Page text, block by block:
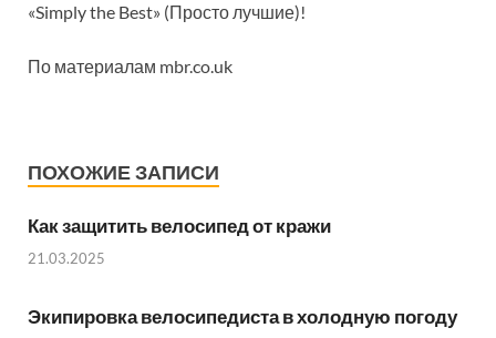
«Simply the Best» (Просто лучшие)!
По материалам mbr.co.uk
ПОХОЖИЕ ЗАПИСИ
Как защитить велосипед от кражи
21.03.2025
Экипировка велосипедиста в холодную погоду